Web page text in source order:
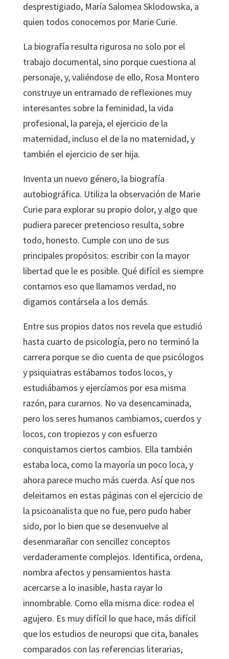
desprestigiado, María Salomea Sklodowska, a
quien todos conocemos por Marie Curie.
La biografía resulta rigurosa no solo por el
trabajo documental, sino porque cuestiona al
personaje, y, valiéndose de ello, Rosa Montero
construye un entramado de reflexiones muy
interesantes sobre la feminidad, la vida
profesional, la pareja, el ejercicio de la
maternidad, incluso el de la no maternidad, y
también el ejercicio de ser hija.
Inventa un nuevo género, la biografía
autobiográfica. Utiliza la observación de Marie
Curie para explorar su propio dolor, y algo que
pudiera parecer pretencioso resulta, sobre
todo, honesto. Cumple con uno de sus
principales propósitos: escribir con la mayor
libertad que le es posible. Qué difícil es siempre
contarnos eso que llamamos verdad, no
digamos contársela a los demás.
Entre sus propios datos nos revela que estudió
hasta cuarto de psicología, pero no terminó la
carrera porque se dio cuenta de que psicólogos
y psiquiatras estábamos todos locos, y
estudiábamos y ejercíamos por esa misma
razón, para curarnos. No va desencaminada,
pero los seres humanos cambiamos, cuerdos y
locos, con tropiezos y con esfuerzo
conquistamos ciertos cambios. Ella también
estaba loca, como la mayoría un poco loca, y
ahora parece mucho más cuerda. Así que nos
deleitamos en estas páginas con el ejercicio de
la psicoanalista que no fue, pero pudo haber
sido, por lo bien que se desenvuelve al
desenmarañar con sencillez conceptos
verdaderamente complejos. Identifica, ordena,
nombra afectos y pensamientos hasta
acercarse a lo inasible, hasta rayar lo
innombrable. Como ella misma dice: rodea el
agujero. Es muy difícil lo que hace, más difícil
que los estudios de neuropsi que cita, banales
comparados con las referencias literarias,